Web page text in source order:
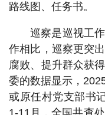
路线图、任务书。
巡察是巡视工
作相比，巡察更突
腐败、提升群众获
委的数据显示，
或原任村党支部书
1-11月，全国共查